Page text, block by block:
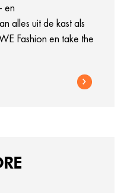
en
alles uit de kast als
Fashion en take the